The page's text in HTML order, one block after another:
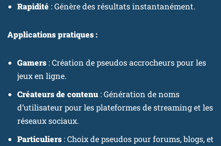
Rapidité : Génère des résultats instantanément.
Applications pratiques :
Gamers : Création de pseudos accrocheurs pour les
jeux en ligne.
Créateurs de contenu : Génération de noms
d’utilisateur pour les plateformes de streaming et les
réseaux sociaux.
Particuliers : Choix de pseudos pour forums, blogs, et